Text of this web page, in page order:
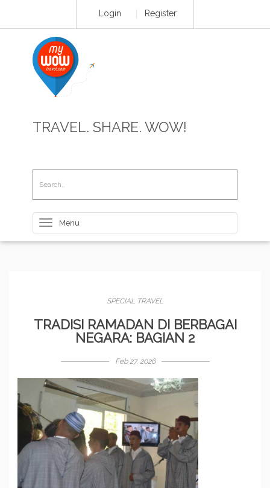
Login Register
TRAVEL. SHARE. WOW!
navigation
SPECIAL TRAVEL
TRADISI RAMADAN DI BERBAGAI
NEGARA: BAGIAN 2
Feb 27, 2026